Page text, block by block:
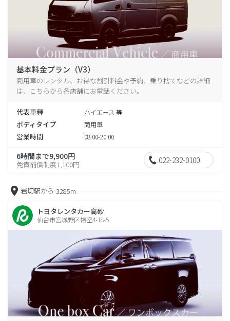
基本料金プラン（V3）
商用車のレンタル、お得な割引料金や予約、乗り捨てなどの詳細
は、こちらから各店舗にお電話ください。
代表車種 ハイエース 等
ボディタイプ 商用車
営業時間 08:00-20:00
6時間まで9,900円
免責補償制度1,100円 022-232-0100
岩切駅から 3285m
トヨタレンタカー高砂
仙台市宮城野区福室4-18-5